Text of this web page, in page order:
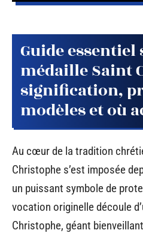
Guide essentiel
médaille Saint
signification,
modèles et où
Au cœur de la tradition
Christophe s’est imposée
un puissant symbole de
vocation originelle découle
Christophe, géant